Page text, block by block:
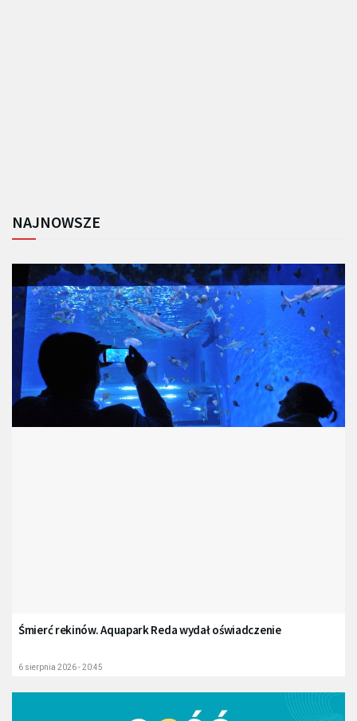
NAJNOWSZE
Śmierć rekinów. Aquapark Reda wydał oświadczenie
6 sierpnia 2026 - 20:45